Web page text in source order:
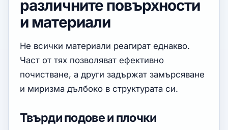
различните повърхности
и материали
Не всички материали реагират еднакво.
Част от тях позволяват ефективно
почистване, а други задържат замърсяване
и миризма дълбоко в структурата си.
Твърди подове и плочки